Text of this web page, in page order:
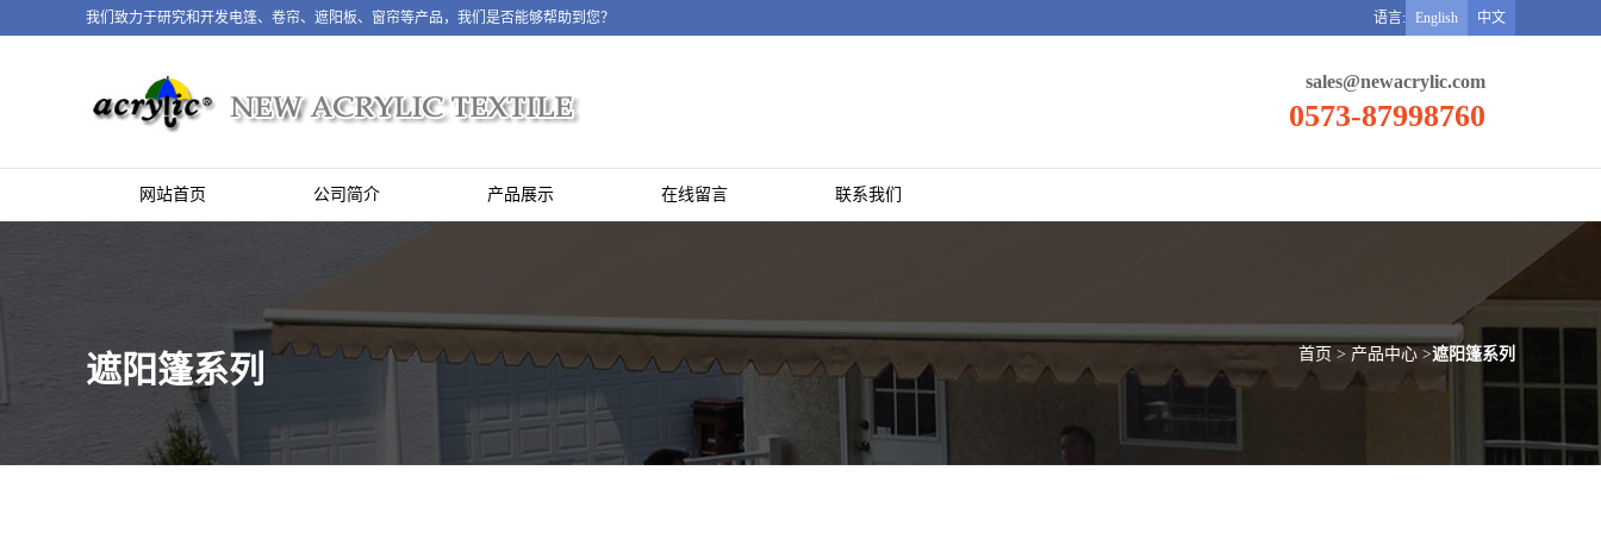
我们致力于研究和开发电篷、卷帘、遮阳板、窗帘等产品，我们是否能够帮助到您？ 中文
English
语言:
sales@newacrylic.com
0573-87998760
网站首页 公司简介 产品展示 在线留言 联系我们
遮阳篷系列 首页 > 产品中心 >遮阳篷系列